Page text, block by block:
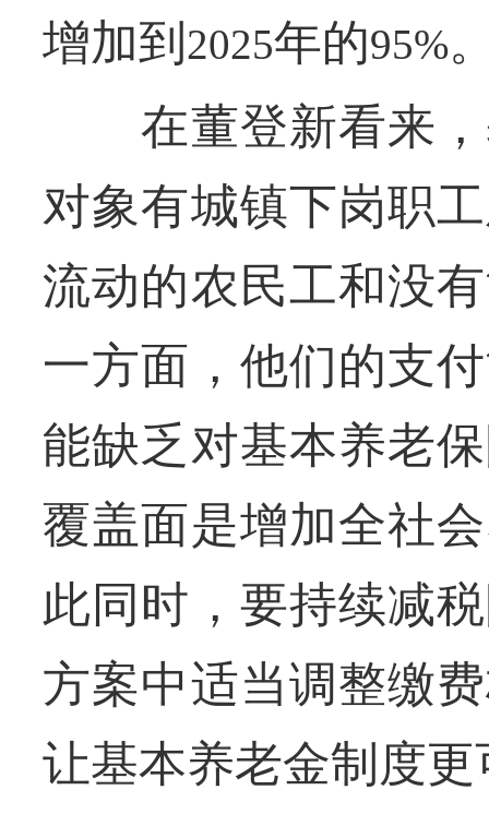
增加到 2025年的95%
在董登新看来，
对象有城镇下岗职
流动的农民工和没
一方面，他们的支
能缺乏对基本养老
覆盖面是增加全社
此同时，要持续减
方案中适当调整缴
让基本养老金制度